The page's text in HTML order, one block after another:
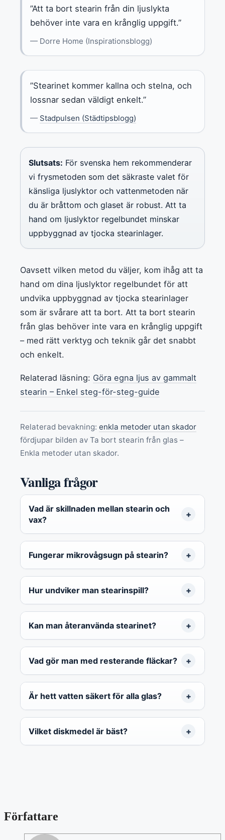
”Att ta bort stearin från din ljuslykta
behöver inte vara en krånglig uppgift.”
— Dorre Home (Inspirationsblogg)
”Stearinet kommer kallna och stelna, och
lossnar sedan väldigt enkelt.”
— Stadpulsen (Städtipsblogg)
Slutsats: För svenska hem rekommenderar
vi frysmetoden som det säkraste valet för
känsliga ljuslyktor och vattenmetoden när
du är bråttom och glaset är robust. Att ta
hand om ljuslyktor regelbundet minskar
uppbyggnad av tjocka stearinlager.
Oavsett vilken metod du väljer, kom ihåg att ta
hand om dina ljuslyktor regelbundet för att
undvika uppbyggnad av tjocka stearinlager
som är svårare att ta bort. Att ta bort stearin
från glas behöver inte vara en krånglig uppgift
– med rätt verktyg och teknik går det snabbt
och enkelt.
Relaterad läsning: Göra egna ljus av gammalt
stearin – Enkel steg-för-steg-guide
Relaterad bevakning: enkla metoder utan skador
fördjupar bilden av Ta bort stearin från glas –
Enkla metoder utan skador.
Vanliga frågor
Vad är skillnaden mellan stearin och
vax?
Fungerar mikrovågsugn på stearin?
Hur undviker man stearinspill?
Kan man återanvända stearinet?
Vad gör man med resterande fläckar?
Är hett vatten säkert för alla glas?
Vilket diskmedel är bäst?
Författare